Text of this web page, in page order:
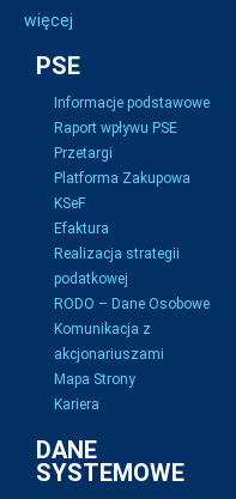
więcej
PSE
Informacje podstawowe
Raport wpływu PSE
Przetargi
Platforma Zakupowa
KSeF
Efaktura
Realizacja strategii
podatkowej
RODO – Dane Osobowe
Komunikacja z
akcjonariuszami
Mapa Strony
Kariera
DANE
SYSTEMOWE